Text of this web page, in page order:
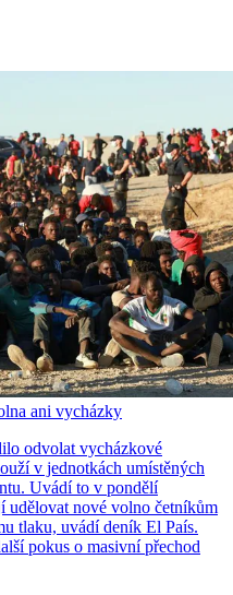
ani vycházky
odvolat vycházkové
v jednotkách umístěných
Uvádí to v pondělí
udělovat nové volno četníkům
tlaku, uvádí deník El País.
pokus o masivní přechod